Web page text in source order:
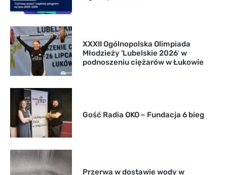
XXXII Ogólnopolska Olimpiada
Młodzieży 'Lubelskie 2026′ w
podnoszeniu ciężarów w Łukowie
Gość Radia OKO – Fundacja 6 bieg
Przerwa w dostawie wody w